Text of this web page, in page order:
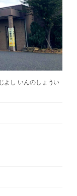
よし いんのしょうい